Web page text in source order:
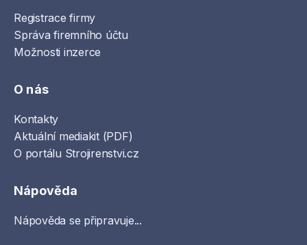
Registrace firmy
Správa firemního účtu
Možnosti inzerce
O nás
Kontakty
Aktuální mediakit (PDF)
O portálu Strojirenstvi.cz
Nápověda
Nápověda se připravuje...